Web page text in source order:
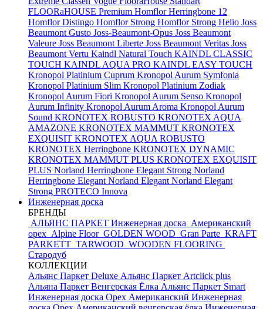
FLOORaHOUSE Premium Homflor Herringbone 12
Homflor Distingo Homflor Strong Homflor Strong Helio Joss
Beaumont Gusto Joss-Beaumont-Opus Joss Beaumont
Valeure Joss Beaumont Liberte Joss Beaumont Veritas Joss
Beaumont Vertu Kaindl Natural Touch KAINDL CLASSIC
TOUCH KAINDL AQUA PRO KAINDL EASY TOUCH
Kronopol Platinium Cuprum Kronopol Aurum Symfonia
Kronopol Platinium Slim Kronopol Platinium Zodiak
Kronopol Aurum Fiori Kronopol Aurum Senso Kronopol
Aurum Infinity Kronopol Aurum Aroma Kronopol Aurum
Sound KRONOTEX ROBUSTO KRONOTEX AQUA
AMAZONE KRONOTEX MAMMUT KRONOTEX
EXQUISIT KRONOTEX AQUA ROBUSTO
KRONOTEX Herringbone KRONOTEX DYNAMIC
KRONOTEX MAMMUT PLUS KRONOTEX EXQUISIT
PLUS Norland Herringbone Elegant Strong Norland
Herringbone Elegant Norland Elegant Norland Elegant
Strong PROTECO Innova
Инженерная доска
БРЕНДЫ
АЛЬЯНС ПАРКЕТ Инженерная доска Американский
орех Alpine Floor GOLDEN WOOD Gran Parte KRAFT
PARKETT TARWOOD WOODEN FLOORING
Стародуб
КОЛЛЕКЦИИ
Альянс Паркет Deluxe Альянс Паркет Artclick plus
Альяна Паркет Венгерская Ёлка Альянс Паркет Smart
Инженерная доска Орех Американский Инженерная